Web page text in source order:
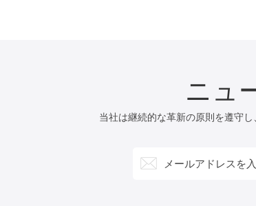
ニュ
当社は継続的な革新の原則を遵守